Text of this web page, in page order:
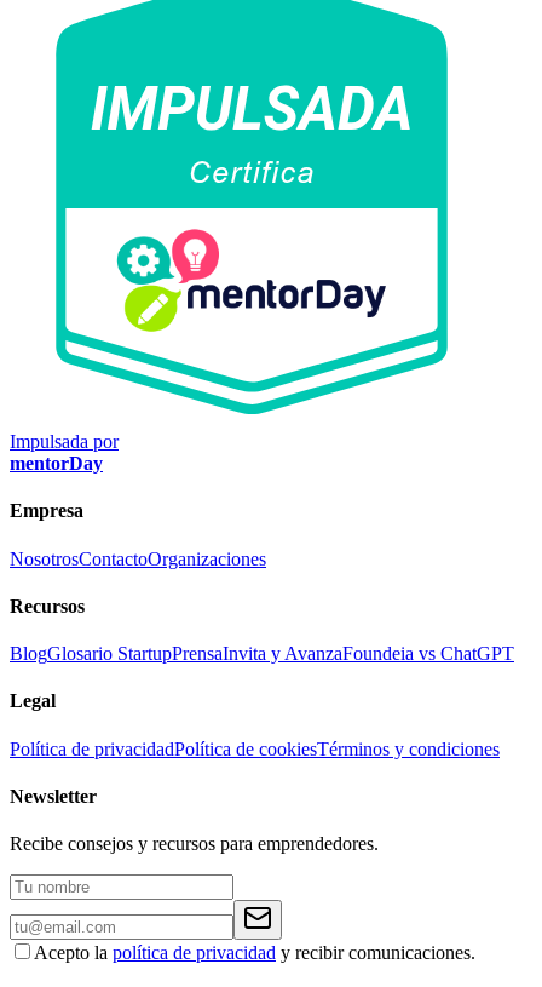
Impulsada por
mentorDay
Empresa
NosotrosContactoOrganizaciones
Recursos
BlogGlosario StartupPrensaInvita y AvanzaFoundeia vs ChatGPT
Legal
Política de privacidadPolítica de cookiesTérminos y condiciones
Newsletter
Recibe consejos y recursos para emprendedores.
Acepto la política de privacidad y recibir comunicaciones.